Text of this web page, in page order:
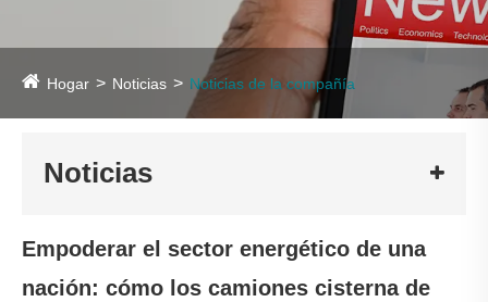
Hogar Noticias Noticias de la compañía
Noticias
Empoderar el sector energético de una
nación: cómo los camiones cisterna de